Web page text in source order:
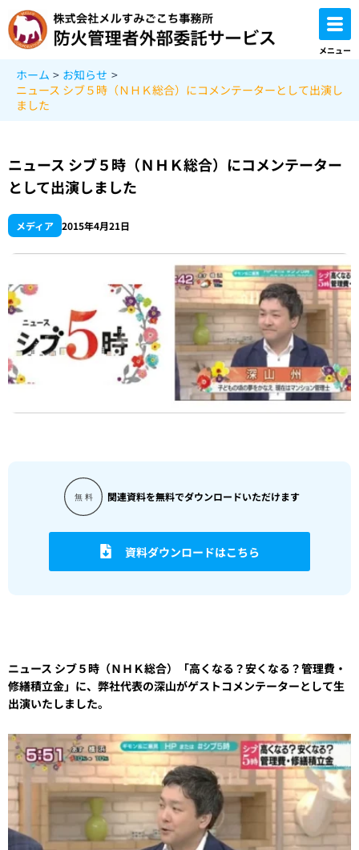
容
を
メニュー
ホーム
お知らせ
ニュース シブ５時（ＮＨＫ総合）にコメンテーターとして出演し
ました
ニュース シブ５時（ＮＨＫ総合）にコメンテーター
として出演しました
メディア 2015年4月21日
関連資料を無料でダウンロードいただけます
資料ダウンロードはこちら
ニュース シブ５時（ＮＨＫ総合）「高くなる？安くなる？管理費・
修繕積立金」に、弊社代表の深山がゲストコメンテーターとして生
出演いたしました。